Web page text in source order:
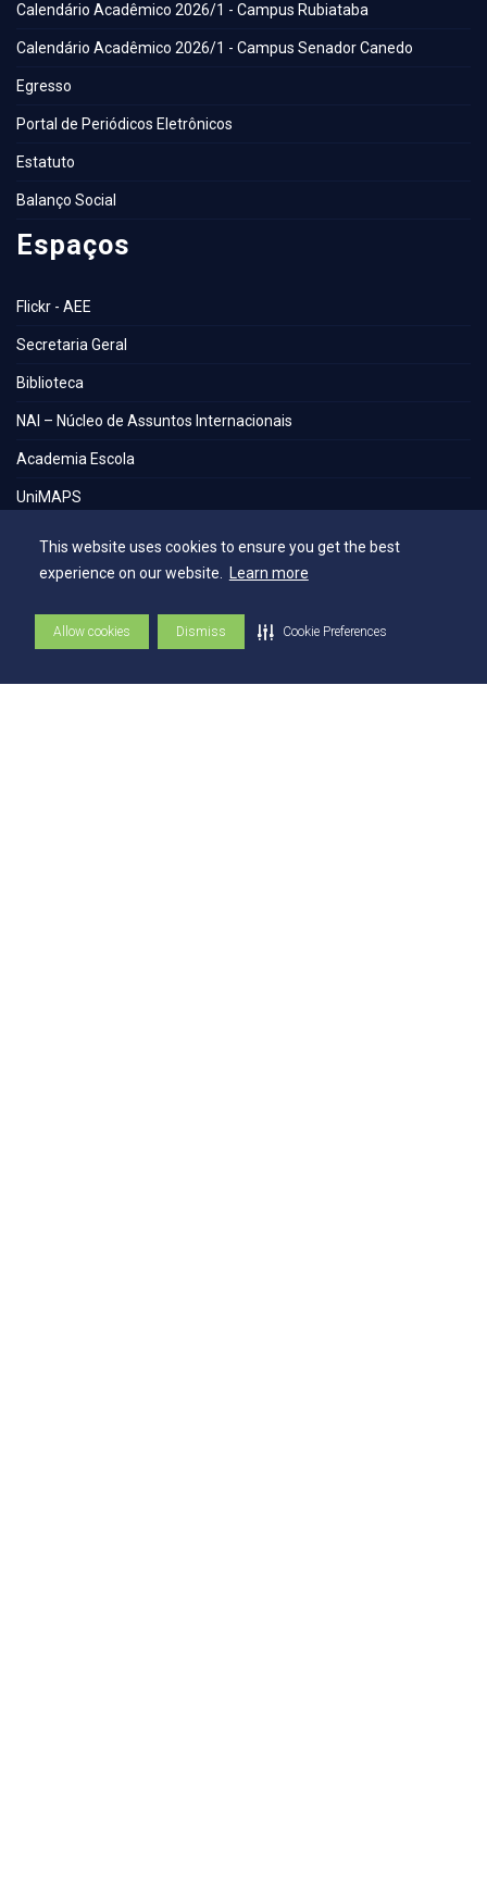
This website uses cookies to ensure you get the best
experience on our website. Learn more
Allow cookies Dismiss Cookie Preferences
Calendário Acadêmico 2026/1 - Campus Rubiataba
Calendário Acadêmico 2026/1 - Campus Senador Canedo
Egresso
Portal de Periódicos Eletrônicos
Estatuto
Balanço Social
Espaços
Flickr - AEE
Secretaria Geral
Biblioteca
NAI – Núcleo de Assuntos Internacionais
Academia Escola
UniMAPS
360º
Capelania Institucional
Núcleo de Acessibilidade e Inclusão
Comissão Técnica de Seleção